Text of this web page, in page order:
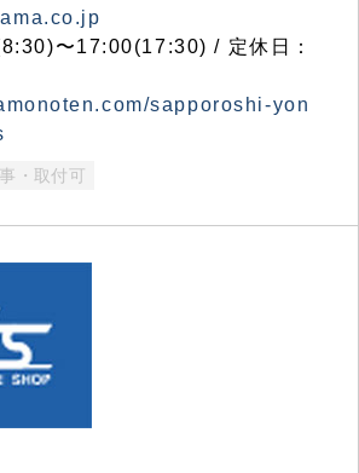
〜17:00(17:30) / 定休日：
sapporoshi-yon
・取付可